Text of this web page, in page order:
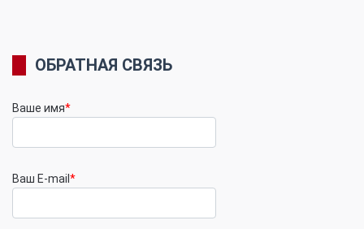
ОБРАТНАЯ СВЯЗЬ
Ваше имя*
Ваш E-mail *